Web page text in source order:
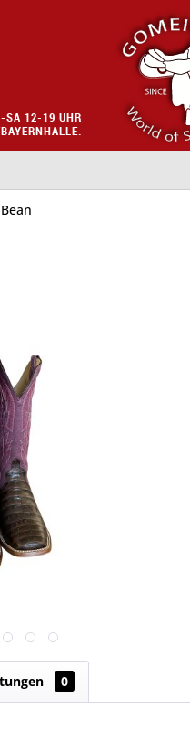
SA 12-19 UHR
0